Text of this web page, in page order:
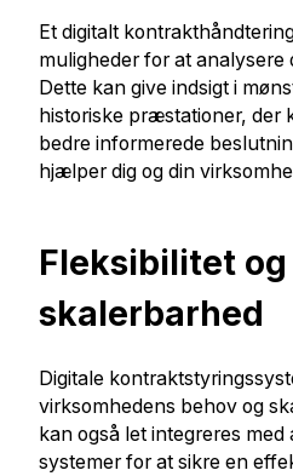
Et digitalt
muligheder for at analysere
Dette kan give indsigt i
historiske præstationer, der
bedre informerede
hjælper dig og din
Fleksibilitet og
skalerbarhed
Digitale
virksomhedens behov og
kan også let integreres med
systemer for at sikre en